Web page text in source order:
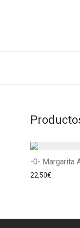
-0- Margarita
22,50€